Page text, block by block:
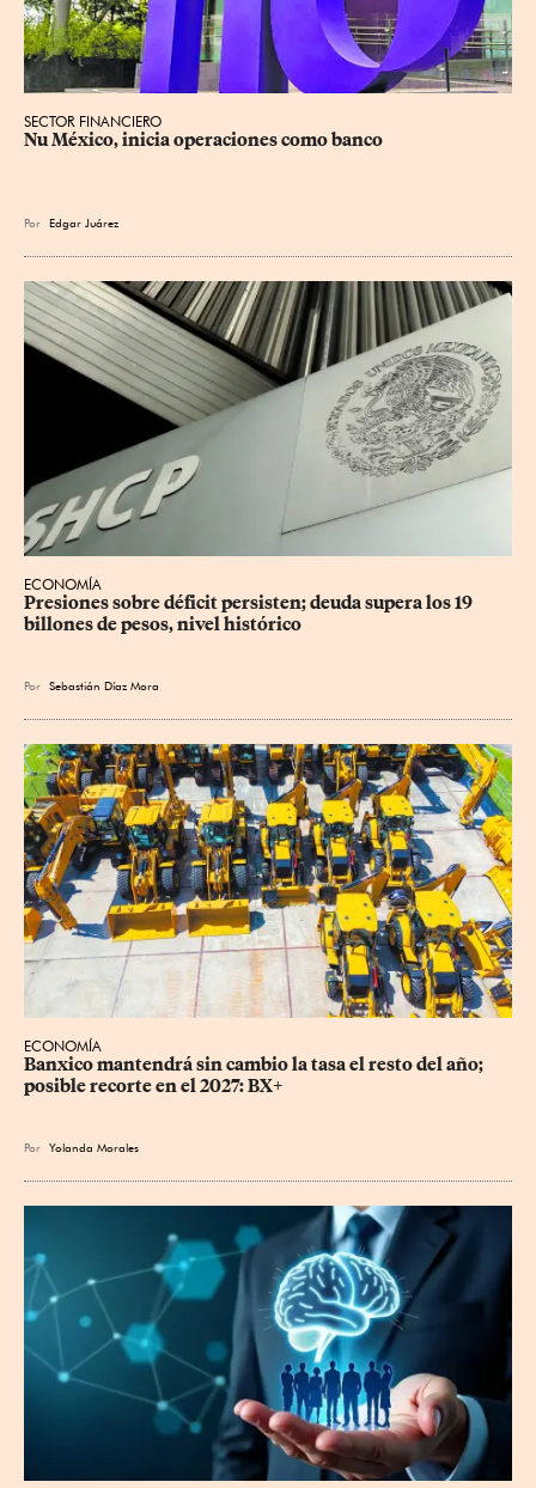
SECTOR FINANCIERO
Nu México, inicia operaciones como banco
Por Edgar Juárez
ECONOMÍA
Presiones sobre déficit persisten; deuda supera los 19
billones de pesos, nivel histórico
Por Sebastián Díaz Mora
ECONOMÍA
Banxico mantendrá sin cambio la tasa el resto del año;
posible recorte en el 2027: BX+
Por Yolanda Morales